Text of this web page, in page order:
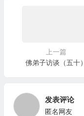
上一篇
佛弟子访谈（五十）
发表评论
匿名网友